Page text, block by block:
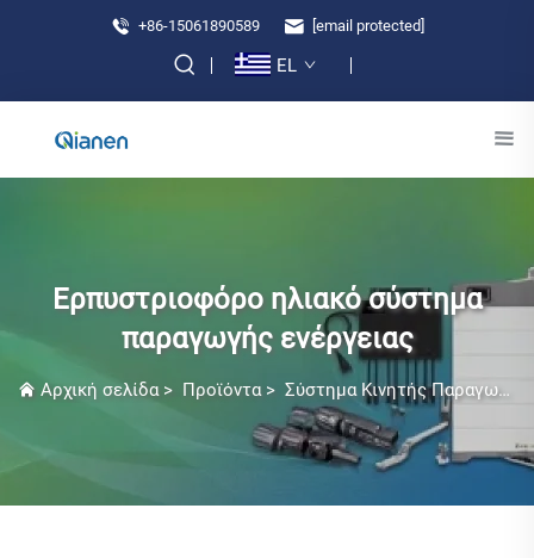
+86-15061890589 [email protected]
EL
Ερπυστριοφόρο ηλιακό σύστημα
παραγωγής ενέργειας
Αρχική σελίδα> Προϊόντα> Σύστημα Κινητής Παραγωγής Ηλεκτρικής Ενέργειας